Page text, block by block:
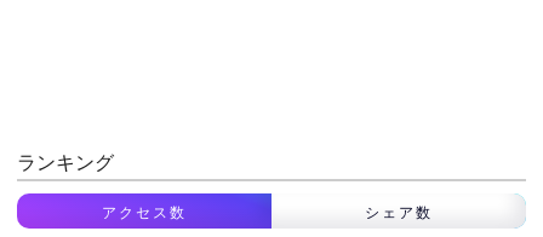
ランキング
アクセス数 シェア数